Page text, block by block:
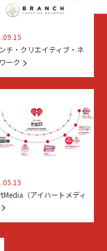
チ・クリエイティブ・ネ
ーク
（アイハートメディ